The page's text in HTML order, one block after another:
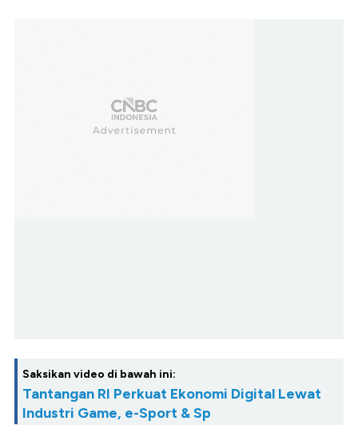
Saksikan video di bawah ini:
Tantangan RI Perkuat Ekonomi Digital Lewat
Industri Game, e-Sport & Sp